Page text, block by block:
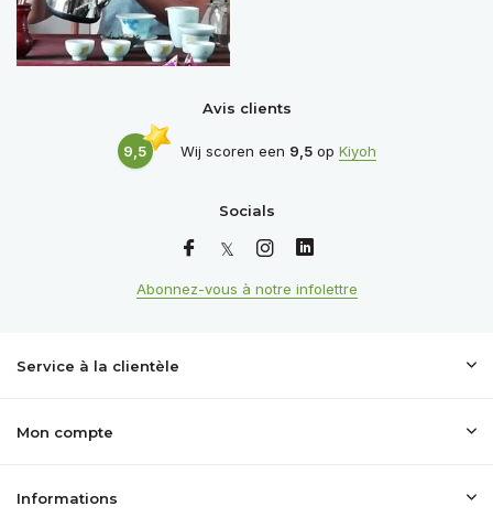
Avis clients
9,5 Wij scoren een 9,5op Kiyoh
Socials
Abonnez-vous à notre infolettre
Service à la clientèle
Mon compte
Informations